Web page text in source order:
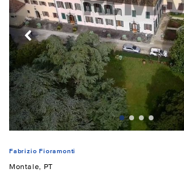
Fabrizio Fioramonti
Montale, PT